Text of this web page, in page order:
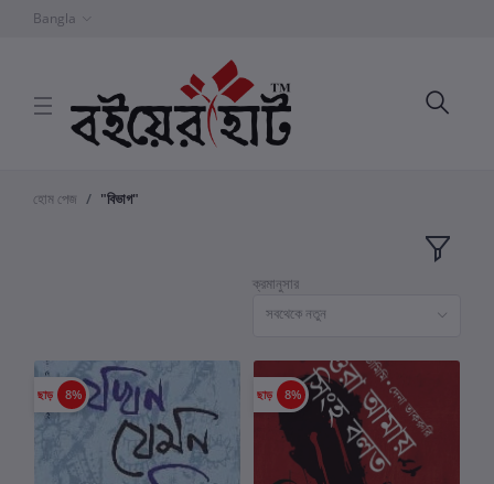
Bangla
হোম পেজ "বিভাগ"
ক্রমানুসার
সবথেকে নতুন
ছাড় 8% ছাড় 8%